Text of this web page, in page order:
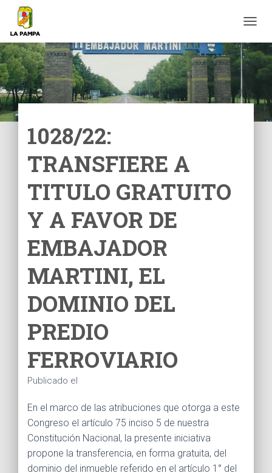
A
M
R
O
1028/22:
TRANSFIERE A
TITULO GRATUITO
Y A FAVOR DE
EMBAJADOR
MARTINI, EL
DOMINIO DEL
PREDIO
FERROVIARIO
Publicado el
En el marco de las atribuciones que otorga a este
Congreso el artículo 75 inciso 5 de nuestra
Constitución Nacional, la presente iniciativa
propone la transferencia, en forma gratuita, del
dominio del inmueble referido en el artículo 1° del